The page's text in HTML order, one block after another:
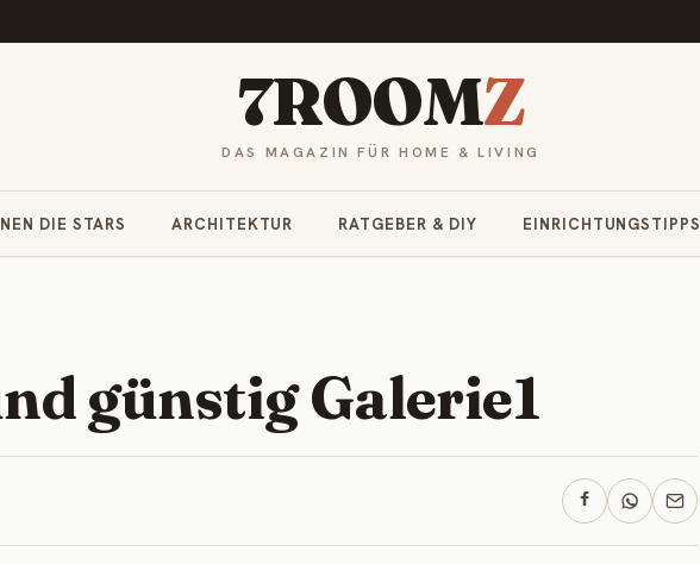
7ROOMZ
DAS MAGAZIN FÜR HOME & LIVING
DIE STARS ARCHITEKTUR RATGEBER & DIY EINRICHTUNGSTIPPS
günstig Galerie1